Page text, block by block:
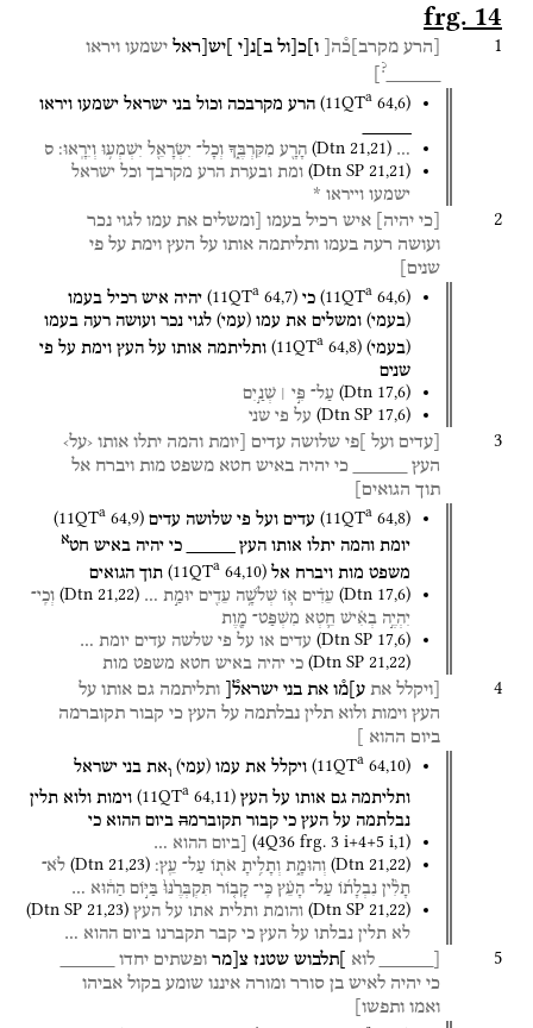
frg. 14
1 [הרע מקרב]כ֯ה[ ו]כ[ול ב]נ[י ]יש[ראל ישמעו ויראו
?
(11QTa 64,6) הרע מקרבכה וכול בני ישראל ישמעו ויראו
…
(Dtn 21,21) הָרָ֖ע מִקִּרְבֶּ֑ךָ וְכָל־ יִשְׂרָאֵ֖ל יִשְׁמְע֥וּ וְיִרָֽאוּ׃ ס
(Dtn SP 21,21) ומת ובערת הרע מקרבך וכל ישראל
ישמעו וייראו *
2 [כי יהיה] איש רכיל בעמו [ומשלים את עמו לגוי נכר
ועושה רעה בעמו ותליתמה אותו על העץ וימת על פי
שנים]
(11QTa 64,6) כי (11QTa 64,7) יהיה איש רכיל בעמו
(בעמי) ומשלים את עמו (עמי) לגוי נכר ועושה רעה בעמו
(בעמי)
(11QTa 64,8) ותליתמה אותו על העץ וימת על פי
שנים
(Dtn 17,6) עַל־ פִּ֣י ׀ שְׁנַ֣יִם
(Dtn SP 17,6) על פי שני
3 [עדים ועל ]פי שלושה עדים [יומת והמה יתלו אותו ‹על›
העץ
כי יהיה באיש חטא משפט מות ויברח אל
תוך הגואים]
(11QTa 64,8) עדים ועל פי שלושה עדים (11QTa 64,9)
יומת והמה יתלו אותו העץ כי יהיה באיש חטא
משפט מות ויברח אל (11QTa 64,10) תוך הגואים
(Dtn 17,6) עֵדִ֗ים א֛וֹ שְׁלֹשָׁ֥ה עֵדִ֖ים יוּמַ֣ת …
(Dtn 21,22)
וְכִֽי־
יִהְיֶ֣ה בְאִ֗ישׁ חֵ֛טְא מִשְׁפַּט־ מָ֖וֶת
(Dtn SP 17,6) עדים או על פי שלשה עדים יומת …
(Dtn SP 21,22) כי יהיה באיש חטא משפט מות
4 [ויקלל את ע]מ֯ו את בני ישראל֯[ ותליתמה גם אותו על
העץ וימות ולוא תלין נבלתמה על העץ כי קבור תקוברמה
ביום ההוא ]
(11QTa 64,10) ויקלל את עמו (עמי) ואת בני ישראל
ותליתמה גם אותו על העץ (11QTa 64,11) וימות ולוא תלין
נבלתמה על העץ כי קבור תקוברמה ביום ההוא כי
(4Q36 frg. 3 i+4+5 i,1) [ביום ההוא …
(Dtn 21,22) וְהוּמָ֑ת וְתָלִ֥יתָ אֹת֖וֹ עַל־ עֵֽץ׃ (Dtn 21,23)
לֹא־
תָלִ֨ין נִבְלָת֜וֹ עַל־ הָעֵ֗ץ כִּֽי־ קָב֤וֹר תִּקְבְּרֶ֙נּוּ֙ בַּיּ֣וֹם הַה֔וּא …
(Dtn SP 21,22) והומת ותלית אתו על העץ (Dtn SP 21,23)
לא תלין נבלתו על העץ כי קבר תקברנו ביום ההוא …
5 לוא ]תלבוש שטנז צ[מר ופשתים יחדו
כי יהיה לאיש בן סורר ומורה איננו שומע בקול אביהו
ואמו ותפשו]